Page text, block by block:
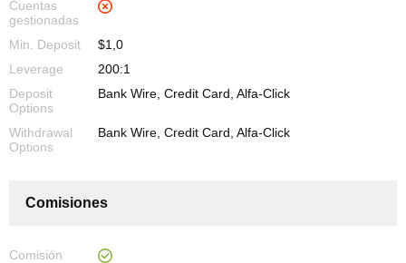
Cuentas
gestionadas
Min. Deposit
$1,0
Leverage
200:1
Deposit
Options
Bank Wire, Credit Card, Alfa-Click
Withdrawal
Options
Bank Wire, Credit Card, Alfa-Click
Comisiones
Comisión